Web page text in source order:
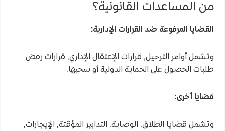
من المساعدات القانونية؟
القضايا المرفوعة ضد القرارات الإدارية:
وتشمل أوامر الترحيل, قرارات الإعتقال الإداري, قرارات رفض
طلبات الحصول على الحماية الدولية أو سحبها.
قضايا أخرى:
وتشمل قضايا الطلاق, الوصاية, التدابير المؤقتة, الإيجارات,